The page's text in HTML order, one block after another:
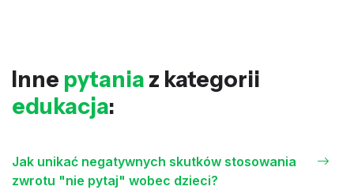
Inne pytania z kategorii
edukacja:
Jak unikać negatywnych skutków stosowania
zwrotu "nie pytaj" wobec dzieci?